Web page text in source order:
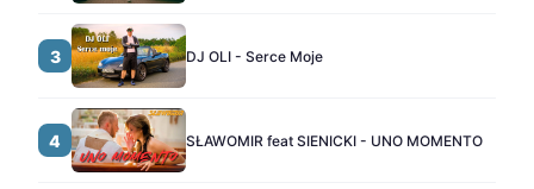
3 DJ OLI - Serce Moje
4 SŁAWOMIR feat SIENICKI - UNO MOMENTO